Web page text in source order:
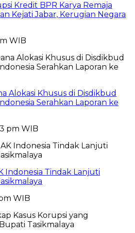
Kredit BPR Karya Remaja
Kejati Jabar, Kerugian Negara
WIB
Alokasi Khusus di Disdikbud
Serahkan Laporan ke
pm WIB
Indonesia Tindak Lanjuti
WIB